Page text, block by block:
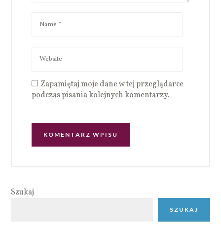
Zapamiętaj moje dane w tej przeglądarce
podczas pisania kolejnych komentarzy.
Szukaj
SZUKAJ